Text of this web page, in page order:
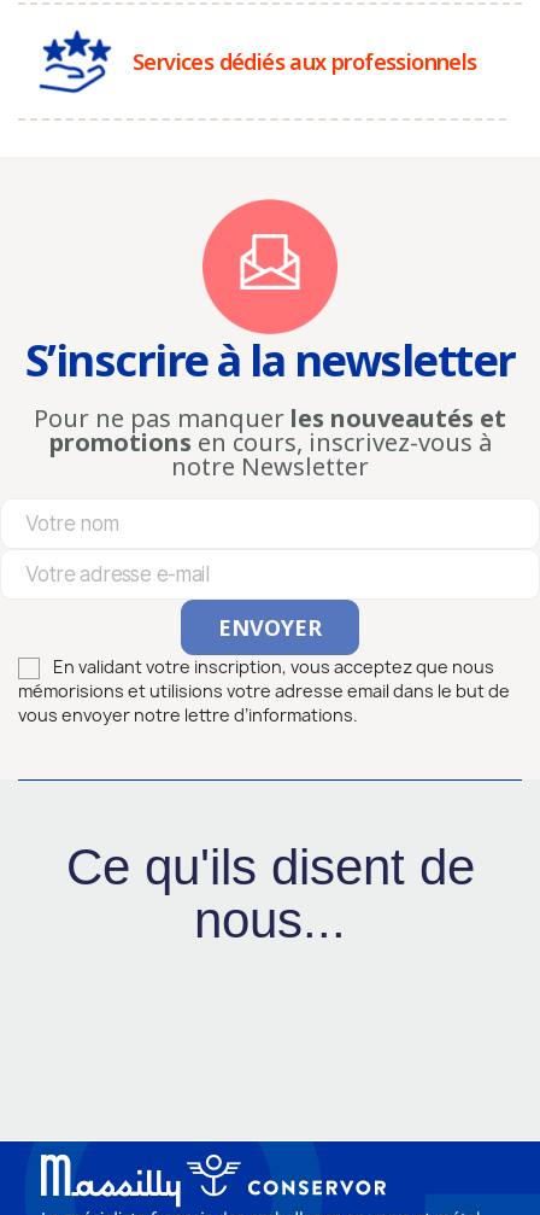
Services dédiés aux professionnels
S’inscrire à la newsletter
Pour ne pas manquer les nouveautés et
promotions en cours, inscrivez-vous à
notre Newsletter
En validant votre inscription, vous acceptez que nous
mémorisions et utilisions votre adresse email dans le but de
vous envoyer notre lettre d’informations.
Ce qu'ils disent de
nous...